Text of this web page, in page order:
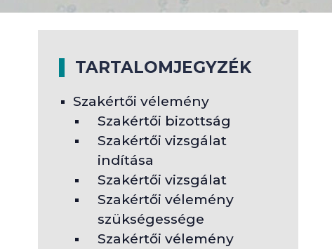
TARTALOMJEGYZÉK
Szakértői vélemény
Szakértői bizottság
Szakértői vizsgálat
indítása
Szakértői vizsgálat
Szakértői vélemény
szükségessége
Szakértői vélemény